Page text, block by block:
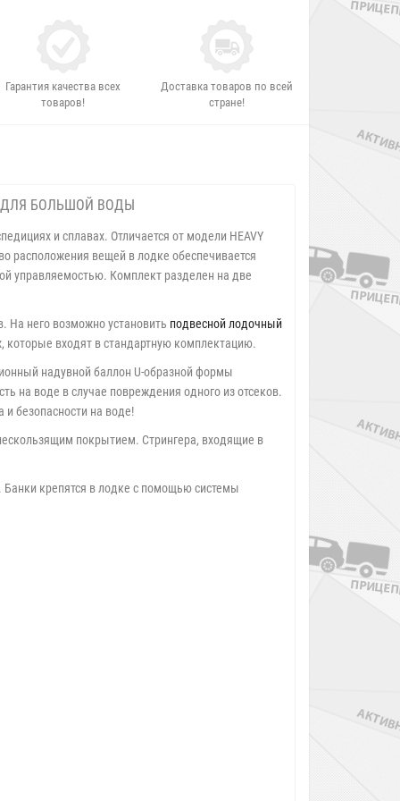
Гарантия качества всех
товаров!
Доставка товаров по всей
стране!
ДЛЯ БОЛЬШОЙ ВОДЫ
и сплавах. Отличается от модели HEAVY
расположения вещей в лодке обеспечивается
управляемостью. Комплект разделен на две
На него возможно установить подвесной лодочный
входят в стандартную комплектацию.
надувной баллон U-образной формы
на воде в случае повреждения одного из отсеков.
безопасности на воде!
покрытием. Стрингера, входящие в
Банки крепятся в лодке с помощью системы